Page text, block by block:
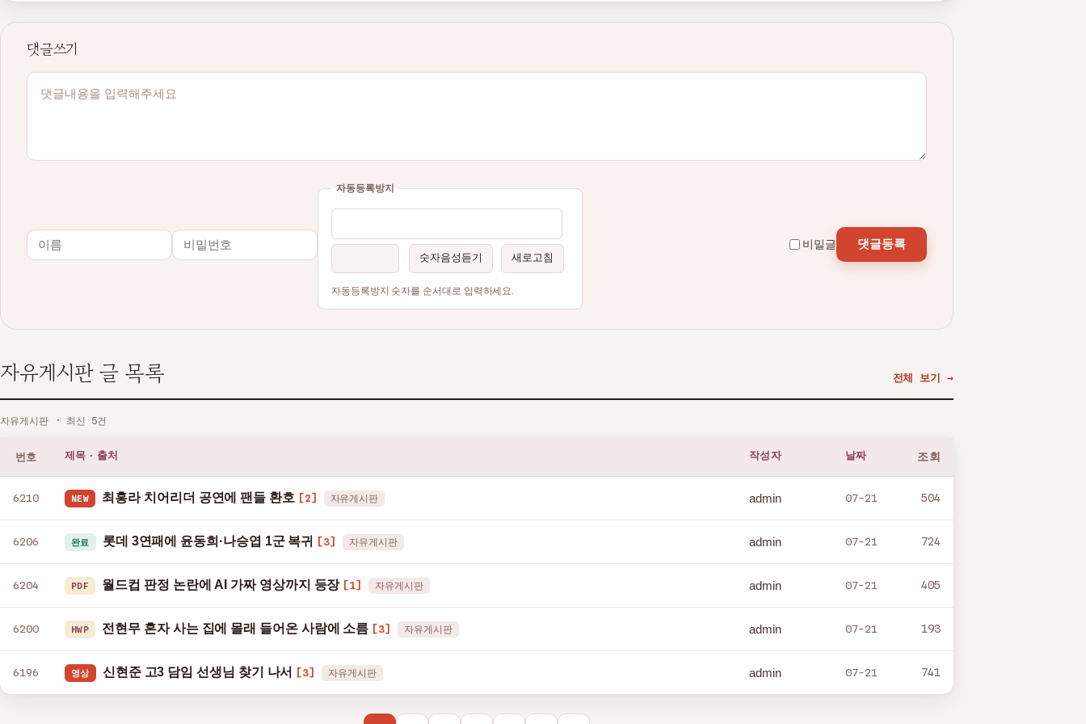
댓글쓰기
이름 필수
비밀번호
자동등록방지
숫자음성듣기 새로고침
자동등록방지 숫자를 순서대로 입력하세요.
비밀글 댓글등록
자유게시판 글 목록 전체 보기 →
자유게시판 · 최신 5건
번호 제목 · 출처 작성자 날짜 조회
6210 NEW 최홍라 치어리더 공연에 팬들 환호 [2] 자유게시판 admin 07-21 504
6206 완료 롯데 3연패에 윤동희·나승엽 1군 복귀 [3] 자유게시판 admin 07-21 724
6204 PDF 월드컵 판정 논란에 AI 가짜 영상까지 등장 [1] 자유게시판 admin 07-21 405
6200 HWP 전현무 혼자 사는 집에 몰래 들어온 사람에 소름 [3] 자유게시판 admin 07-21 193
6196 영상 신현준 고3 담임 선생님 찾기 나서 [3] 자유게시판 admin 07-21 741